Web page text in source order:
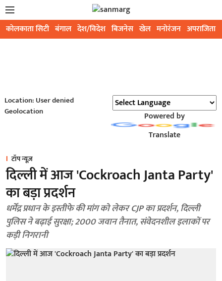
कोलकाता सिटी बंगाल देश/विदेश बिजनेस खेल मनोरंजन अपराजिता
Location: User denied
Geolocation
Powered by
Translate
टॉप न्यूज़
दिल्ली में आज 'Cockroach Janta Party'
का बड़ा प्रदर्शन
धर्मेंद्र प्रधान के इस्तीफे की मांग को लेकर CJP का प्रदर्शन, दिल्ली
पुलिस ने बढ़ाई सुरक्षा; 2000 जवान तैनात, संवेदनशील इलाकों पर
कड़ी निगरानी